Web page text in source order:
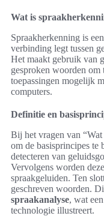
Wat is
Spraakherkenning is
verbinding legt tussen
Het maakt gebruik van
gesproken woorden om
toepassingen mogelijk
computers.
Definitie en
Bij het vragen van
om de basisprincipes te
detecteren van
Vervolgens worden
spraakgeluiden. Ten
geschreven woorden.
spraakanalyse, wat
technologie illustreert.